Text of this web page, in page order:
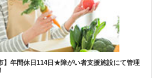
】年間休日114日★障がい者支援施設にて管理